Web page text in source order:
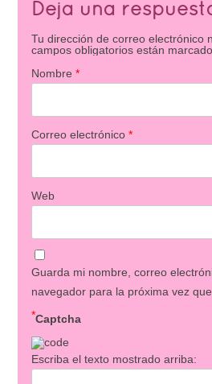
Deja una
Tu dirección de correo electrónico
campos obligatorios están
Nombre *
Correo electrónico *
Web
Guarda mi nombre, correo
navegador para la próxima vez
Captcha
*
Escriba el texto mostrado arriba: